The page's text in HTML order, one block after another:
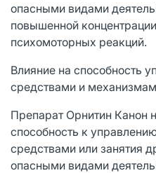
опасными видами
повышенной
психомоторных реакций.
Влияние на способность
средствами и
Препарат Орнитин Канон
способность к
средствами или занятия
опасными видами